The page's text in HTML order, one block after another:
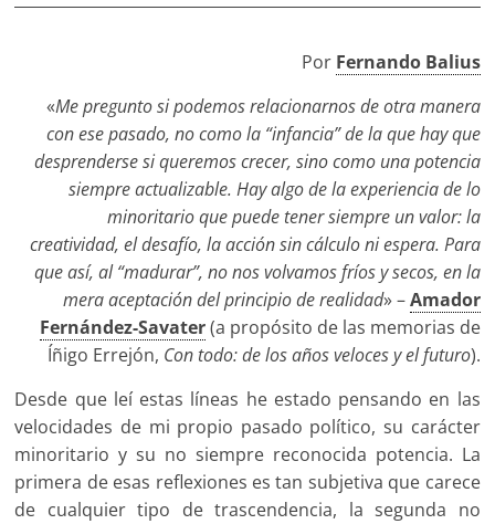
Por Fernando Balius
«Me pregunto si podemos relacionarnos de otra manera
con ese pasado, no como la “infancia” de la que hay que
desprenderse si queremos crecer, sino como una potencia
siempre actualizable. Hay algo de la experiencia de lo
minoritario que puede tener siempre un valor: la
creatividad, el desafío, la acción sin cálculo ni espera. Para
que así, al “madurar”, no nos volvamos fríos y secos, en la
mera aceptación del principio de realidad» –Amador
Fernández-Savater(a propósito de las memorias de
Íñigo Errejón, Con todo: de los años veloces y el futuro).
Desde que leí estas líneas he estado pensando en las
velocidades de mi propio pasado político, su carácter
minoritario y su no siempre reconocida potencia. La
primera de esas reflexiones es tan subjetiva que carece
de cualquier tipo de trascendencia, la segunda no